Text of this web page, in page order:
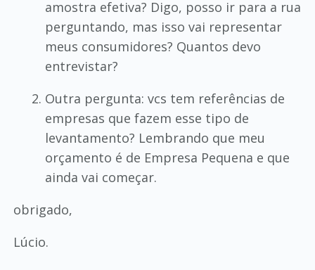
amostra efetiva? Digo, posso ir para a rua
perguntando, mas isso vai representar
meus consumidores? Quantos devo
entrevistar?
Outra pergunta: vcs tem referências de
empresas que fazem esse tipo de
levantamento? Lembrando que meu
orçamento é de Empresa Pequena e que
ainda vai começar.
obrigado,
Lúcio.